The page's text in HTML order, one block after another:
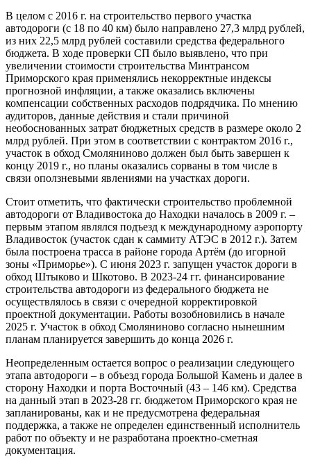
В целом с 2016 г. на строительство первого участка
автодороги (с 18 по 40 км) было направлено 27,3 млрд рублей,
из них 22,5 млрд рублей составили средства федерального
бюджета. В ходе проверки СП было выявлено, что при
увеличении стоимости строительства Минтрансом
Приморского края применялись некорректные индексы
прогнозной инфляции, а также оказались включены
компенсации собственных расходов подрядчика. По мнению
аудиторов, данные действия и стали причиной
необоснованных затрат бюджетных средств в размере около 2
млрд рублей. При этом в соответствии с контрактом 2016 г.,
участок в обход Смоляниново должен был быть завершен к
концу 2019 г., но планы оказались сорваны в том числе в
связи оползневыми явлениями на участках дороги.
Стоит отметить, что фактически строительство проблемной
автодороги от Владивостока до Находки началось в 2009 г. –
первым этапом являлся подъезд к международному аэропорту
Владивосток (участок сдан к саммиту АТЭС в 2012 г.). Затем
была построена трасса в районе города Артём (до игорной
зоны «Приморье»). С июня 2023 г. запущен участок дороги в
обход Штыково и Шкотово. В 2023-24 гг. финансирование
строительства автодороги из федерального бюджета не
осуществлялось в связи с очередной корректировкой
проектной документации. Работы возобновились в начале
2025 г. Участок в обход Смоляниново согласно нынешним
планам планируется завершить до конца 2026 г.
Неопределенным остается вопрос о реализации следующего
этапа автодороги – в объезд города Большой Камень и далее в
сторону Находки и порта Восточный (43 – 146 км). Средства
на данный этап в 2023-28 гг. бюджетом Приморского края не
запланированы, как и не предусмотрена федеральная
поддержка, а также не определен единственный исполнитель
работ по объекту и не разработана проектно-сметная
документация.